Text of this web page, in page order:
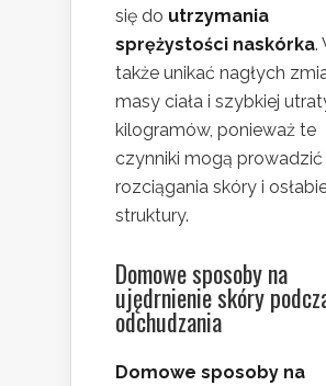
się do utrzymania
sprężystości naskórka.
także unikać nagłych
masy ciała i szybkiej
kilogramów, ponieważ te
czynniki mogą prowadzić
rozciągania skóry i
struktury.
Domowe sposoby na
ujędrnienie skóry
odchudzania
Domowe sposoby na